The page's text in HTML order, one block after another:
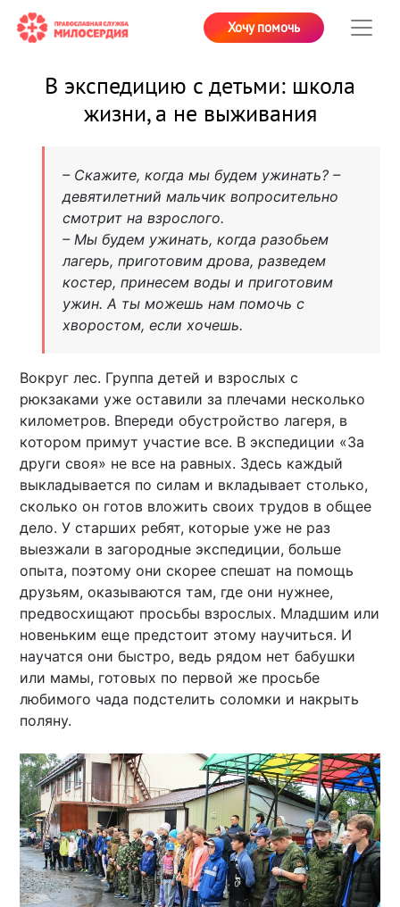
Хочу помочь
В экспедицию с детьми: школа
жизни, а не выживания
– Скажите, когда мы будем ужинать? –
девятилетний мальчик вопросительно
смотрит на взрослого.
– Мы будем ужинать, когда разобьем
лагерь, приготовим дрова, разведем
костер, принесем воды и приготовим
ужин. А ты можешь нам помочь с
хворостом, если хочешь.
Вокруг лес. Группа детей и взрослых с
рюкзаками уже оставили за плечами несколько
километров. Впереди обустройство лагеря, в
котором примут участие все. В экспедиции «За
други своя» не все на равных. Здесь каждый
выкладывается по силам и вкладывает столько,
сколько он готов вложить своих трудов в общее
дело. У старших ребят, которые уже не раз
выезжали в загородные экспедиции, больше
опыта, поэтому они скорее спешат на помощь
друзьям, оказываются там, где они нужнее,
предвосхищают просьбы взрослых. Младшим или
новеньким еще предстоит этому научиться. И
научатся они быстро, ведь рядом нет бабушки
или мамы, готовых по первой же просьбе
любимого чада подстелить соломки и накрыть
поляну.